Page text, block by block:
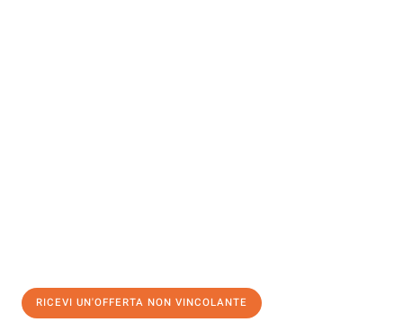
RICEVI UN'OFFERTA NON VINCOLANTE